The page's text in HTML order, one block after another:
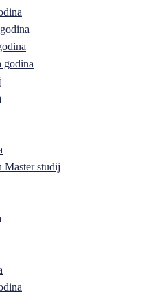
godina
Master studij